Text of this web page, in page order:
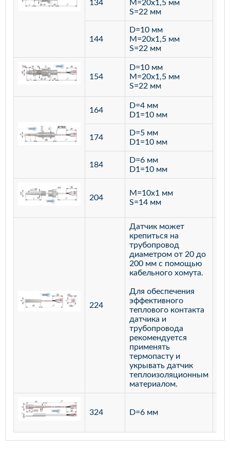
134
M=20х1,5 мм
S=22 мм
144
D=10 мм
M=20х1,5 мм
S=22 мм
154
D=10 мм
M=20х1,5 мм
S=22 мм
164
D=4 мм
D1=10 мм
174
D=5 мм
D1=10 мм
184
D=6 мм
D1=10 мм
204
M=10х1 мм
S=14 мм
224
Датчик может
крепиться на
трубопровод
диаметром от 20 до
200 мм с помощью
кабельного хомута.
Для обеспечения
эффективного
теплового контакта
датчика и
трубопровода
рекомендуется
применять
термопасту и
укрывать датчик
теплоизоляционным
материалом.
324 D=6 мм